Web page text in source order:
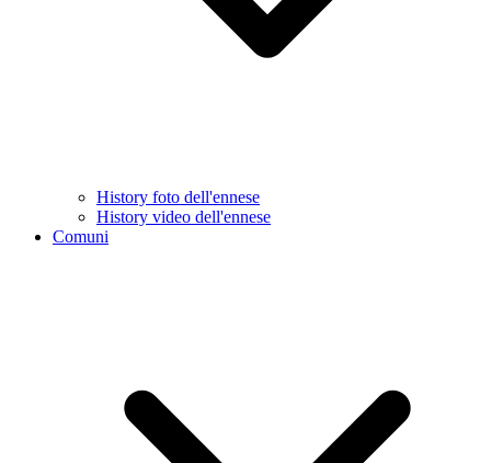
History foto dell'ennese
History video dell'ennese
Comuni